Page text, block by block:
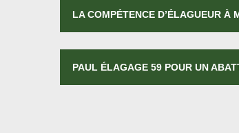
LA COMPÉTENCE D’ÉLAGUEUR À
PAUL ÉLAGAGE 59 POUR UN